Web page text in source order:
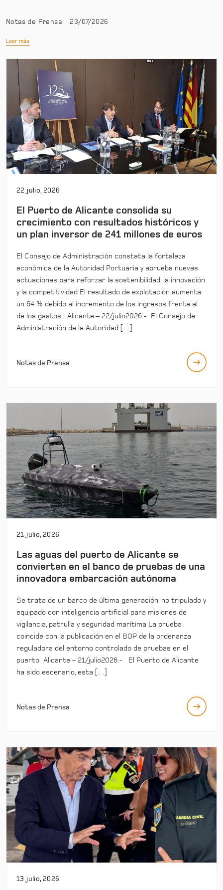
Notas de Prensa 23/07/2026
Leer más
22 julio, 2026
El Puerto de Alicante consolida su
crecimiento con resultados históricos y
un plan inversor de 241 millones de euros
El Consejo de Administración constata la fortaleza
económica de la Autoridad Portuaria y aprueba nuevas
actuaciones para reforzar la sostenibilidad, la innovación
y la competitividad El resultado de explotación aumenta
un 64 % debido al incremento de los ingresos frente al
de los gastos Alicante – 22/julio2026.- El Consejo de
Administración de la Autoridad […]
Notas de Prensa
21 julio, 2026
Las aguas del puerto de Alicante se
convierten en el banco de pruebas de una
innovadora embarcación autónoma
Se trata de un barco de última generación, no tripulado y
equipado con inteligencia artificial para misiones de
vigilancia, patrulla y seguridad marítima La prueba
coincide con la publicación en el BOP de la ordenanza
reguladora del entorno controlado de pruebas en el
puerto Alicante – 21/julio2026.- El Puerto de Alicante
ha sido escenario, esta […]
Notas de Prensa
13 julio, 2026